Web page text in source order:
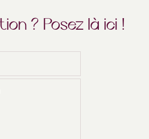
? Posez là ici !